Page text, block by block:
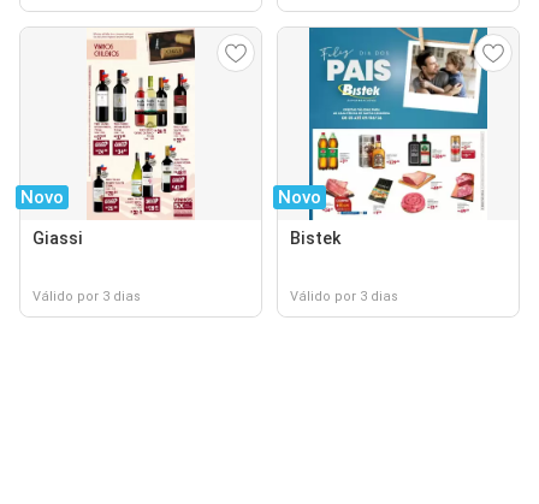
Novo
Giassi
Válido por 3 dias
Novo
Bistek
Válido por 3 dias